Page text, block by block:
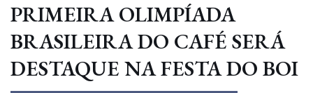
PRIMEIRA OLIMPÍADA
BRASILEIRA DO CAFÉ SERÁ
DESTAQUE NA FESTA DO BOI